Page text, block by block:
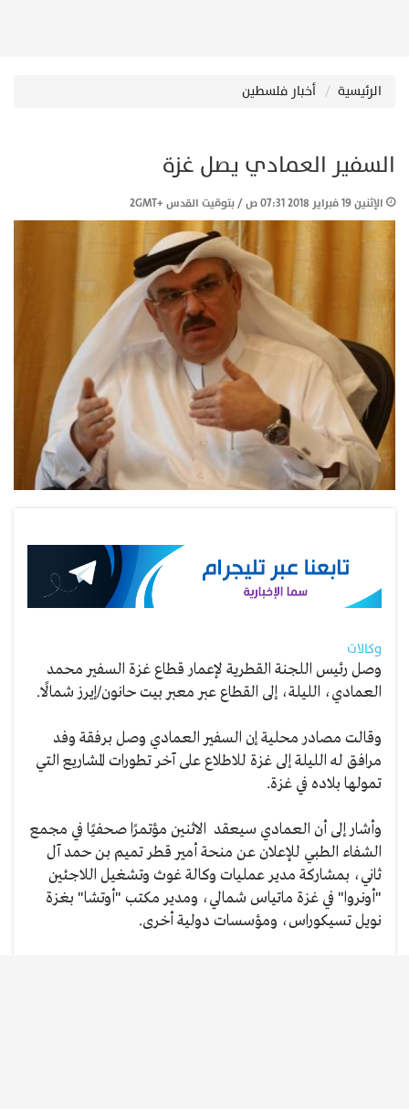
الرئيسية أخبار فلسطين
السفير العمادي يصل غزة
الإثنين 19 فبراير 2018 07:31 ص / بتوقيت القدس +2GMT
وكالات
وصل رئيس اللجنة القطرية لإعمار قطاع غزة السفير محمد
العمادي، الليلة، إلى القطاع عبر معبر بيت حانون/إيرز شمالًا.
وقالت مصادر محلية إن السفير العمادي وصل برفقة وفد
مرافق له الليلة إلى غزة للاطلاع على آخر تطورات المشاريع التي
تمولها بلاده في غزة.
وأشار إلى أن العمادي سيعقد الاثنين مؤتمرًا صحفيًا في مجمع
الشفاء الطبي للإعلان عن منحة أمير قطر تميم بن حمد آل
ثاني، بمشاركة مدير عمليات وكالة غوث وتشغيل اللاجئين
"أونروا" في غزة ماتياس شمالي، ومدير مكتب "أوتشا" بغزة
نويل تسيكوراس، ومؤسسات دولية أخرى.